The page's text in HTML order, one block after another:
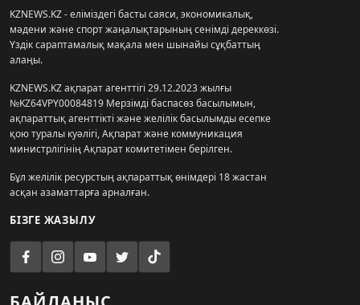
KZNEWS.KZ - еліміздегі басты саяси, экономикалық,
мәдени және спорт жаңалықтарының сенімді дереккөзі.
Үздік сараптамалық мақала мен шынайы сұқбаттың
алаңы.
KZNEWS.KZ ақпарат агенттігі 29.12.2023 жылғы
№KZ64VPY00084819 Мерзімді баспасөз басылымын,
ақпараттық агенттікті және желілік басылымды есепке
қою туралы куәлігі, Ақпарат және коммуникация
министрлігінің Ақпарат комитетімен берілген.
Бұл желілік ресурстың ақпараттық өнімдері 18 жастан
асқан азаматтарға арналған.
БІЗГЕ ЖАЗЫЛУ